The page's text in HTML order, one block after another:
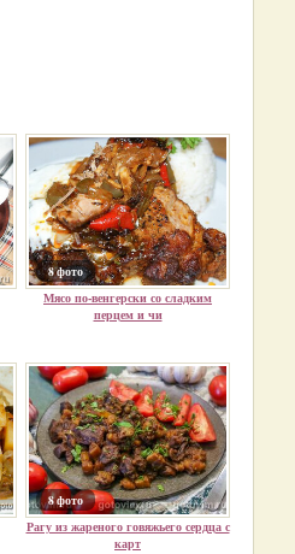
8 фото
Мясо по-венгерски со сладким
перцем и чи
8 фото
Рагу из жареного говяжьего сердца с
карт